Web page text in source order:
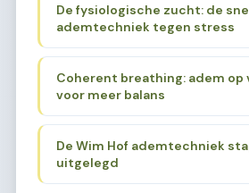
De fysiologische zucht: de
ademtechniek tegen stress
Coherent breathing: adem op
voor meer balans
De Wim Hof ademtechniek
uitgelegd